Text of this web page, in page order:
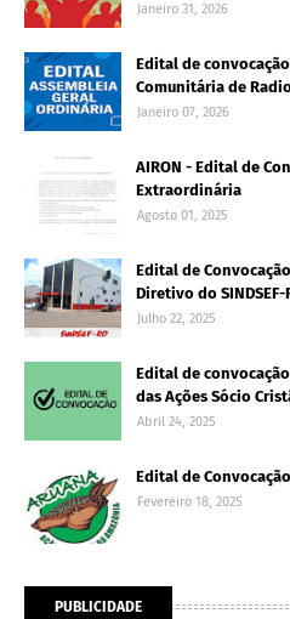
Janeiro 31, 2026
Edital de
Comunitária de
Janeiro 07, 2026
AIRON - Edital de
Extraordinária
Agosto 01, 2025
Edital de
Diretivo do
Julho 22, 2025
Edital de
das Ações Sócio
Abril 24, 2025
Edital de
Fevereiro 18, 2025
PUBLICIDADE